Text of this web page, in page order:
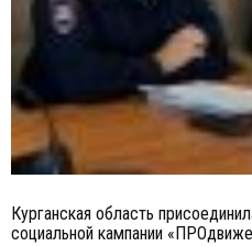
Курганская область
социальной кампании